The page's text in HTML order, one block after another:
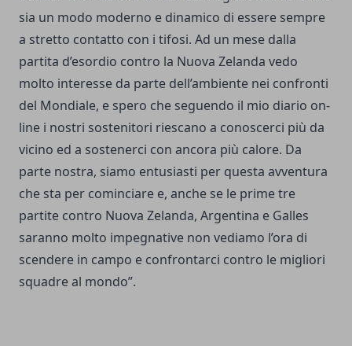
sia un modo moderno e dinamico di essere sempre
a stretto contatto con i tifosi. Ad un mese dalla
partita d’esordio contro la Nuova Zelanda vedo
molto interesse da parte dell’ambiente nei confronti
del Mondiale, e spero che seguendo il mio diario on-
line i nostri sostenitori riescano a conoscerci più da
vicino ed a sostenerci con ancora più calore. Da
parte nostra, siamo entusiasti per questa avventura
che sta per cominciare e, anche se le prime tre
partite contro Nuova Zelanda, Argentina e Galles
saranno molto impegnative non vediamo l’ora di
scendere in campo e confrontarci contro le migliori
squadre al mondo”.